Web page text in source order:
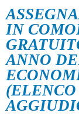
IN
ANNO